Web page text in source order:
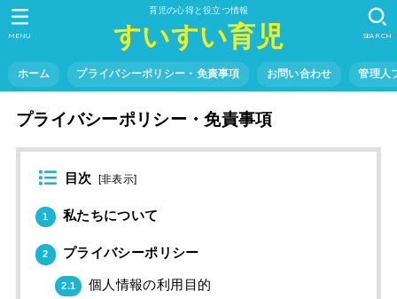
育児の心得と役立つ情報
すいすい育児
ホーム プライバシーポリシー・免責事項 お問い合わせ 管理人
SEARCH
MENU
プライバシーポリシー・免責事項
目次 [非表示]
1 私たちについて
2 プライバシーポリシー
2.1 個人情報の利用目的